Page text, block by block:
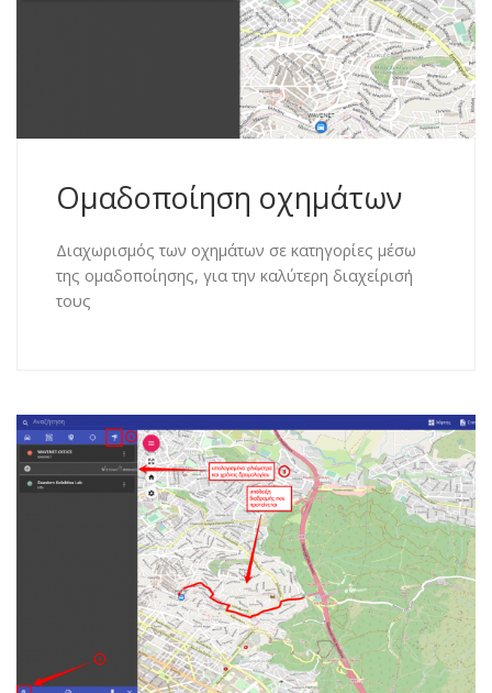
Ομαδοποίηση οχημάτων
Διαχωρισμός των οχημάτων σε κατηγορίες μέσω
της ομαδοποίησης, για την καλύτερη διαχείρισή
τους